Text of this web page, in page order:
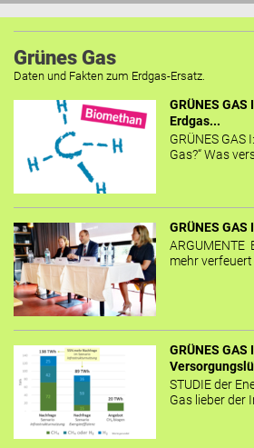
Grünes Gas
Daten und Fakten zum Erdgas-Ersatz.
GRÜNES GAS
Erdgas...
GRÜNES GAS
Gas?“ Was
GRÜNES
ARGUMENTE
mehr
GRÜNES GAS
STUDIE der
Gas lieber der